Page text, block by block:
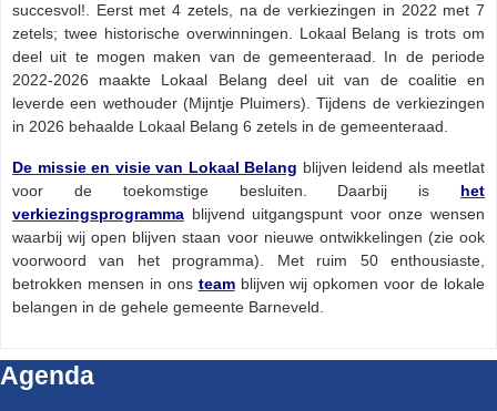
succesvol!. Eerst met 4 zetels, na de verkiezingen in 2022 met 7
zetels; twee historische overwinningen. Lokaal Belang is trots om
deel uit te mogen maken van de gemeenteraad. In de periode
2022-2026 maakte Lokaal Belang deel uit van de coalitie en
leverde een wethouder (Mijntje Pluimers). Tijdens de verkiezingen
in 2026 behaalde Lokaal Belang 6 zetels in de gemeenteraad.
De missie en visie van Lokaal Belang blijven leidend als meetlat
voor de toekomstige besluiten. Daarbij is het
verkiezingsprogramma blijvend uitgangspunt voor onze wensen
waarbij wij open blijven staan voor nieuwe ontwikkelingen (zie ook
voorwoord van het programma). Met ruim 50 enthousiaste,
betrokken mensen in ons team blijven wij opkomen voor de lokale
belangen in de gehele gemeente Barneveld.
Agenda